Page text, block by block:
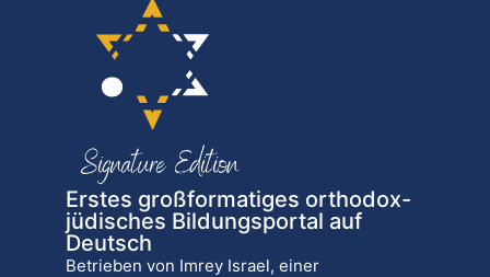
Erstes großformatiges orthodox-
jüdisches Bildungsportal auf
Deutsch
Betrieben von Imrey Israel, einer